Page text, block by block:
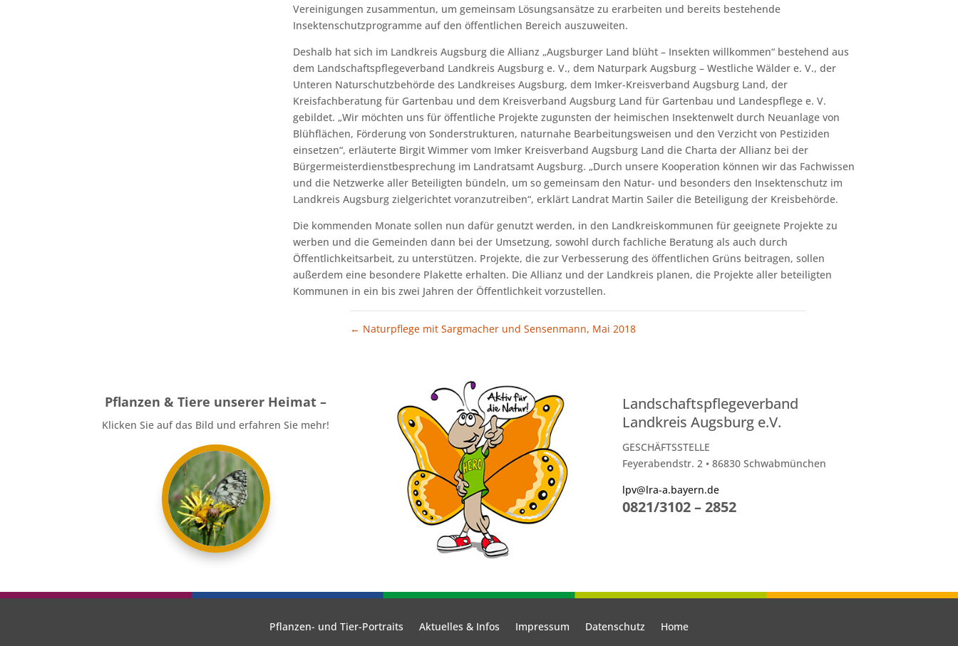
Vereinigungen zusammentun, um gemeinsam Lösungsansätze zu erarbeiten und bereits bestehende
Insektenschutzprogramme auf den öffentlichen Bereich auszuweiten.
Deshalb hat sich im Landkreis Augsburg die Allianz „Augsburger Land blüht – Insekten willkommen“ bestehend aus
dem Landschaftspflegeverband Landkreis Augsburg e. V., dem Naturpark Augsburg – Westliche Wälder e. V., der
Unteren Naturschutzbehörde des Landkreises Augsburg, dem Imker-Kreisverband Augsburg Land, der
Kreisfachberatung für Gartenbau und dem Kreisverband Augsburg Land für Gartenbau und Landespflege e. V.
gebildet. „Wir möchten uns für öffentliche Projekte zugunsten der heimischen Insektenwelt durch Neuanlage von
Blühflächen, Förderung von Sonderstrukturen, naturnahe Bearbeitungsweisen und den Verzicht von Pestiziden
einsetzen“, erläuterte Birgit Wimmer vom Imker Kreisverband Augsburg Land die Charta der Allianz bei der
Bürgermeisterdienstbesprechung im Landratsamt Augsburg. „Durch unsere Kooperation können wir das Fachwissen
und die Netzwerke aller Beteiligten bündeln, um so gemeinsam den Natur- und besonders den Insektenschutz im
Landkreis Augsburg zielgerichtet voranzutreiben“, erklärt Landrat Martin Sailer die Beteiligung der Kreisbehörde.
Die kommenden Monate sollen nun dafür genutzt werden, in den Landkreiskommunen für geeignete Projekte zu
werben und die Gemeinden dann bei der Umsetzung, sowohl durch fachliche Beratung als auch durch
Öffentlichkeitsarbeit, zu unterstützen. Projekte, die zur Verbesserung des öffentlichen Grüns beitragen, sollen
außerdem eine besondere Plakette erhalten. Die Allianz und der Landkreis planen, die Projekte aller beteiligten
Kommunen in ein bis zwei Jahren der Öffentlichkeit vorzustellen.
← Naturpflege mit Sargmacher und Sensenmann, Mai 2018
Pflanzen & Tiere unserer Heimat –
Klicken Sie auf das Bild und erfahren Sie mehr!
Landschaftspflegeverband
Landkreis Augsburg e.V.
GESCHÄFTSSTELLE
Feyerabendstr. 2 • 86830 Schwabmünchen
lpv@lra-a.bayern.de
0821/3102 – 2852
Pflanzen- und Tier-Portraits Aktuelles & Infos Impressum Datenschutz Home